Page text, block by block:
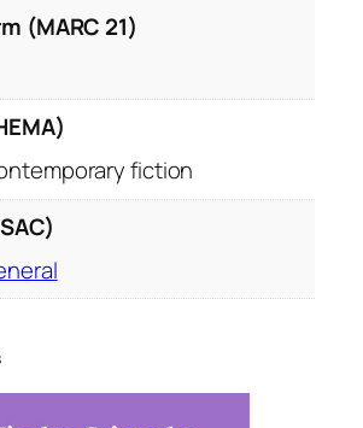
(MARC 21)
fiction